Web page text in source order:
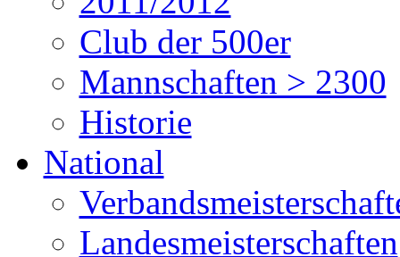
Club der 500er
Mannschaften > 2300
Historie
National
Landesmeisterschaften